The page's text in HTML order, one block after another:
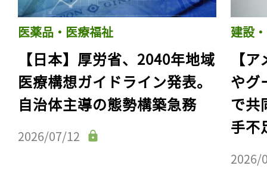
医薬品・医療福祉
【日本】厚労省、2040年地域
医療構想ガイドライン発表。
自治体主導の態勢構築急務
2026/07/12
建設
【
やグ
で共
手不
2026/